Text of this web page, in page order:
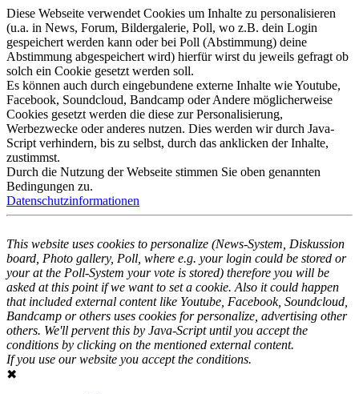
Diese Webseite verwendet Cookies um Inhalte zu personalisieren
(u.a. in News, Forum, Bildergalerie, Poll, wo z.B. dein Login
gespeichert werden kann oder bei Poll (Abstimmung) deine
Abstimmung abgespeichert wird) hierfür wirst du jeweils gefragt ob
solch ein Cookie gesetzt werden soll.
Es können auch durch eingebundene externe Inhalte wie Youtube,
Facebook, Soundcloud, Bandcamp oder Andere möglicherweise
Cookies gesetzt werden die diese zur Personalisierung,
Werbezwecke oder anderes nutzen. Dies werden wir durch Java-
Script verhindern, bis zu selbst, durch das anklicken der Inhalte,
zustimmst.
Durch die Nutzung der Webseite stimmen Sie oben genannten
Bedingungen zu.
Datenschutzinformationen
This website uses cookies to personalize (News-System, Diskussion
board, Photo gallery, Poll, where e.g. your login could be stored or
your at the Poll-System your vote is stored) therefore you will be
asked at this point if we want to set a cookie. Also it could happen
that included external content like Youtube, Facebook, Soundcloud,
Bandcamp or others uses cookies for personalize, advertising other
others. We'll pervent this by Java-Script until you accept the
conditions by clicking on the mentioned external content.
If you use our website you accept the conditions.
✖